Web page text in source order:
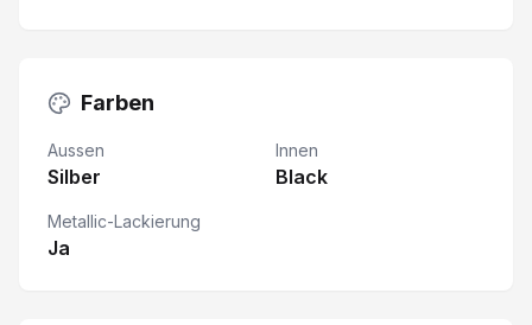
Farben
Aussen
Silber
Innen
Black
Metallic-Lackierung
Ja